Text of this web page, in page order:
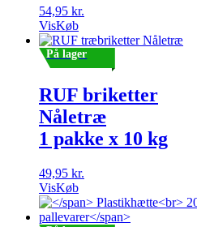
54,95 kr.
VisKøb
På lager
RUF briketter
Nåletræ
1 pakke x 10 kg
49,95 kr.
VisKøb